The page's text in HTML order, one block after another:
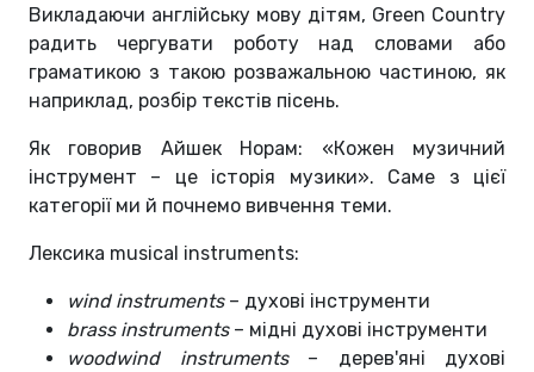
Викладаючи англійську мову дітям, Green Country
радить чергувати роботу над словами або
граматикою з такою розважальною частиною, як
наприклад, розбір текстів пісень.
Як говорив Айшек Норам: «Кожен музичний
інструмент – це історія музики». Саме з цієї
категорії ми й почнемо вивчення теми.
Лексика musical instruments:
wind instruments– духові інструменти
brass instruments– мідні духові інструменти
woodwind instruments– дерев'яні духові